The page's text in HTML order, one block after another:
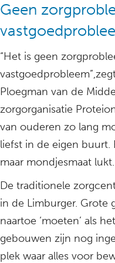
Geen
“Het is geen
Ploegman van de
zorgorganisatie
van ouderen zo lang
liefst in de eigen buurt.
maar mondjesmaat lukt.
De traditionele
in de Limburger. Grote
naartoe ‘moeten’ als
gebouwen zijn nog
plek waar alles voor